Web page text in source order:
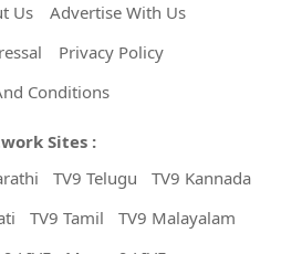
Us
Advertise With Us
Privacy Policy
Conditions
Sites :
TV9 Telugu
TV9 Kannada
TV9 Tamil
TV9 Malayalam